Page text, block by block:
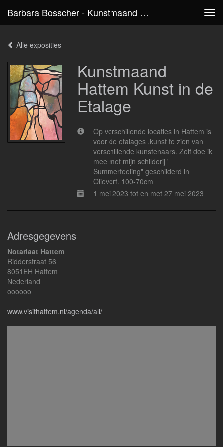
Barbara Bosscher - Kunstmaand Hattem Kunst In De Etalage
Alle exposities
Kunstmaand
Hattem Kunst in de
Etalage
Op verschillende locaties in Hattem is
voor de etalages ,kunst te zien van
verschillende kunstenaars. Zelf doe ik
mee met mijn schilderij '
Summerfeeling" geschilderd in
Olieverf. 100-70cm
1 mei 2023 tot en met 27 mei 2023
Adresgegevens
Notariaat Hattem
Ridderstraat 56
8051EH Hattem
Nederland
oooooo
www.visithattem.nl/agenda/all/